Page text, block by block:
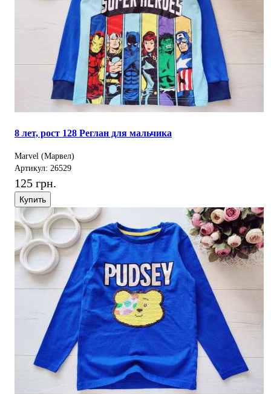
8 лет, рост 128 Реглан для мальчика
Marvel (Марвел)
Артикул: 26529
125 грн.
Купить